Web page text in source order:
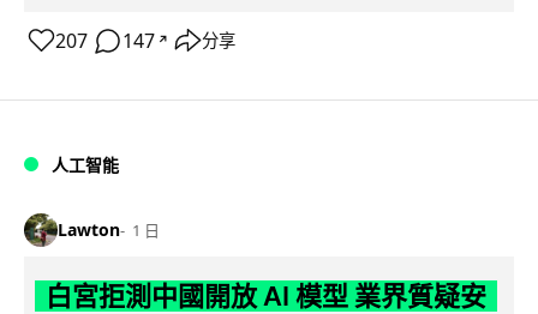
207 147 ↗ 分享
人工智能
Lawton 1 日
白宮拒測中國開放 AI 模型 業界質疑安